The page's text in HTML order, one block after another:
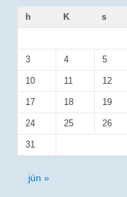
h
K s
3 4 5
10 11 12
17 18 19
24 25 26
31
jún »